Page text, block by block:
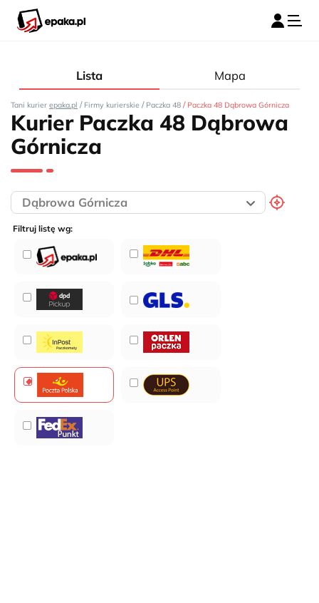
Lista Mapa
Tani kurier epaka.pl / Firmy kurierskie / Paczka 48 / Paczka 48 Dąbrowa Górnicza
Kurier Paczka 48 Dąbrowa
Górnicza
Filtruj listę wg: